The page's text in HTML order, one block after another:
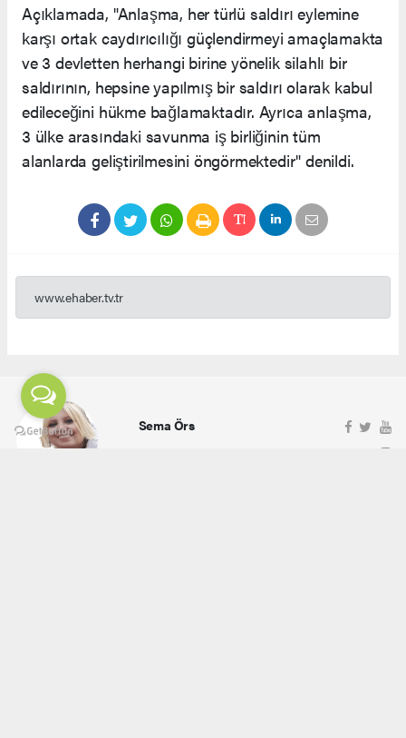
Açıklamada, "Anlaşma, her türlü saldırı eylemine
karşı ortak caydırıcılığı güçlendirmeyi amaçlamakta
ve 3 devletten herhangi birine yönelik silahlı bir
saldırının, hepsine yapılmış bir saldırı olarak kabul
edileceğini hükme bağlamaktadır. Ayrıca anlaşma,
3 ülke arasındaki savunma iş birliğinin tüm
alanlarda geliştirilmesini öngörmektedir" denildi.
www.ehaber.tv.tr
Sema Örs